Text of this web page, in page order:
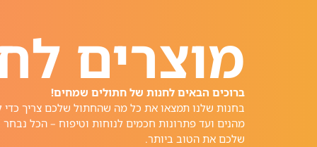
מוצרים
ברוכים הבאים לחנות של חתולים שמחים!
בחנות שלנו תמצאו את כל מה שהחתול שלכם צריך כדי
מהנים ועד פתרונות חכמים לנוחות וטיפוח – הכל
שלכם את הטוב ביותר.